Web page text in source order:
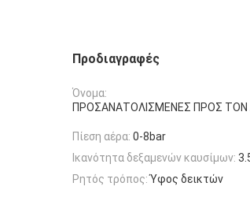
Προδιαγραφές
Όνομα:
ΠΡΟΣΑΝΑΤΟΛΙΣΜΕΝΕΣ ΠΡΟΣ ΤΟΝ
Πίεση αέρα: 0-8bar
Ικανότητα δεξαμενών καυσίμων:
Ρητός τρόπος: Ύφος δεικτών